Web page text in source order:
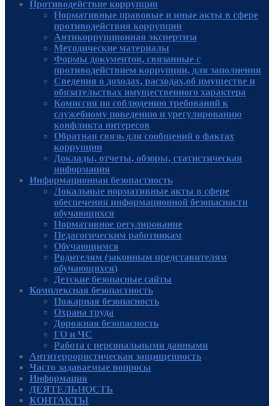
Противодействие коррупции
Нормативные правовые и иные акты в сфере
противодействия коррупции
Антикоррупционная экспертиза
Методические материалы
Формы документов, связанные с
противодействием коррупции, для заполнения
Сведения о доходах, расходах,об имуществе и
обязательствах имущественного характера
Комиссия по соблюдению требований к
служебному поведению и урегулированию
конфликта интересов
Обратная связь для сообщений о фактах
коррупции
Доклады, отчеты, обзоры, статистическая
информация
Информационная безопастность
Локальные нормативные акты в сфере
обеспечения информационной безопасности
обучающихся
Нормативное регулирование
Педагогическим работникам
Обучающимся
Родителям (законным представителям
обучающихся)
Детские безопасные сайты
Комплексная безопастность
Пожарная безопасность
Охрана труда
Дорожная безопасность
ГО и ЧС
Работа с персональными данными
Антитеррористическая защищенность
Часто задаваемые вопросы
Информация
ДЕЯТЕЛЬНОСТЬ
КОНТАКТЫ